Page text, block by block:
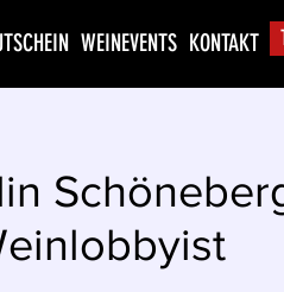
WEINEVENTS KONTAKT